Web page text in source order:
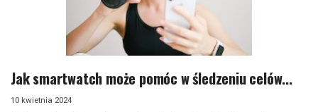
Jak smartwatch może pomóc w śledzeniu celów...
10 kwietnia 2024